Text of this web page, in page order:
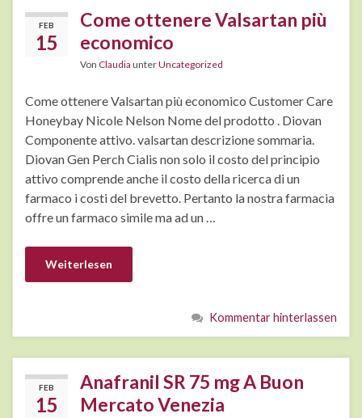
FEB
15
Come ottenere Valsartan più
economico
Von Claudia unterUncategorized
Come ottenere Valsartan più economico Customer Care
Honeybay Nicole Nelson Nome del prodotto . Diovan
Componente attivo. valsartan descrizione sommaria.
Diovan Gen Perch Cialis non solo il costo del principio
attivo comprende anche il costo della ricerca di un
farmaco i costi del brevetto. Pertanto la nostra farmacia
offre un farmaco simile ma ad un …
Weiterlesen
Kommentar hinterlassen
FEB
15
Anafranil SR 75 mg A Buon
Mercato Venezia